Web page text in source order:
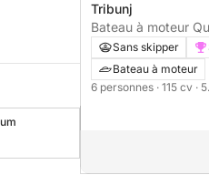
Tribunj
Bateau à moteur
Sans skipper
Bateau à moteur
6 personnes · 115 cv ·